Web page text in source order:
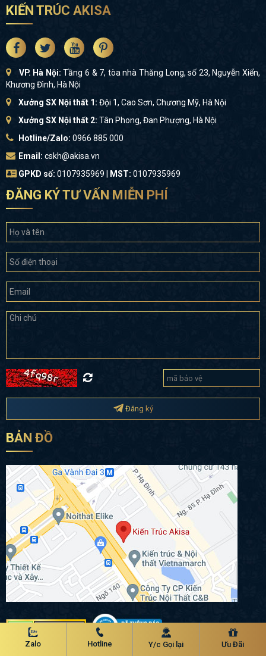
KIẾN TRÚC AKISA
VP. Hà Nội:Tầng 6 & 7, tòa nhà Thăng Long, số 23, Nguyễn Xiển,
Khương Đình, Hà Nội
Xưởng SX Nội thất 1: Đội 1, Cao Sơn, Chương Mỹ, Hà Nội
Xưởng SX Nội thất 2: Tân Phong, Đan Phượng, Hà Nội
Hotline/Zalo: 0966 885 000
Email: cskh@akisa.vn
GPKD số: 0107935969 | MST: 0107935969
ĐĂNG KÝ TƯ VẤN MIỄN PHÍ
Đăng ký
BẢN ĐỒ
Chính sách bảo mật
Zalo Hotline Y/c Gọi lại Ưu Đãi